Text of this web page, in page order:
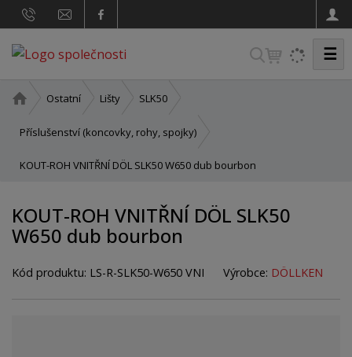
V
☰
o
n
t
r
n
Ostatní Lišty SLK50
Příslušenství (koncovky, rohy, spojky)
KOUT-ROH VNITŘNÍ DÖL SLK50 W650 dub bourbon
KOUT-ROH VNITŘNÍ DÖL SLK50
W650 dub bourbon
Kód produktu: LS-R-SLK50-W650 VNI Výrobce: DÖLLKEN